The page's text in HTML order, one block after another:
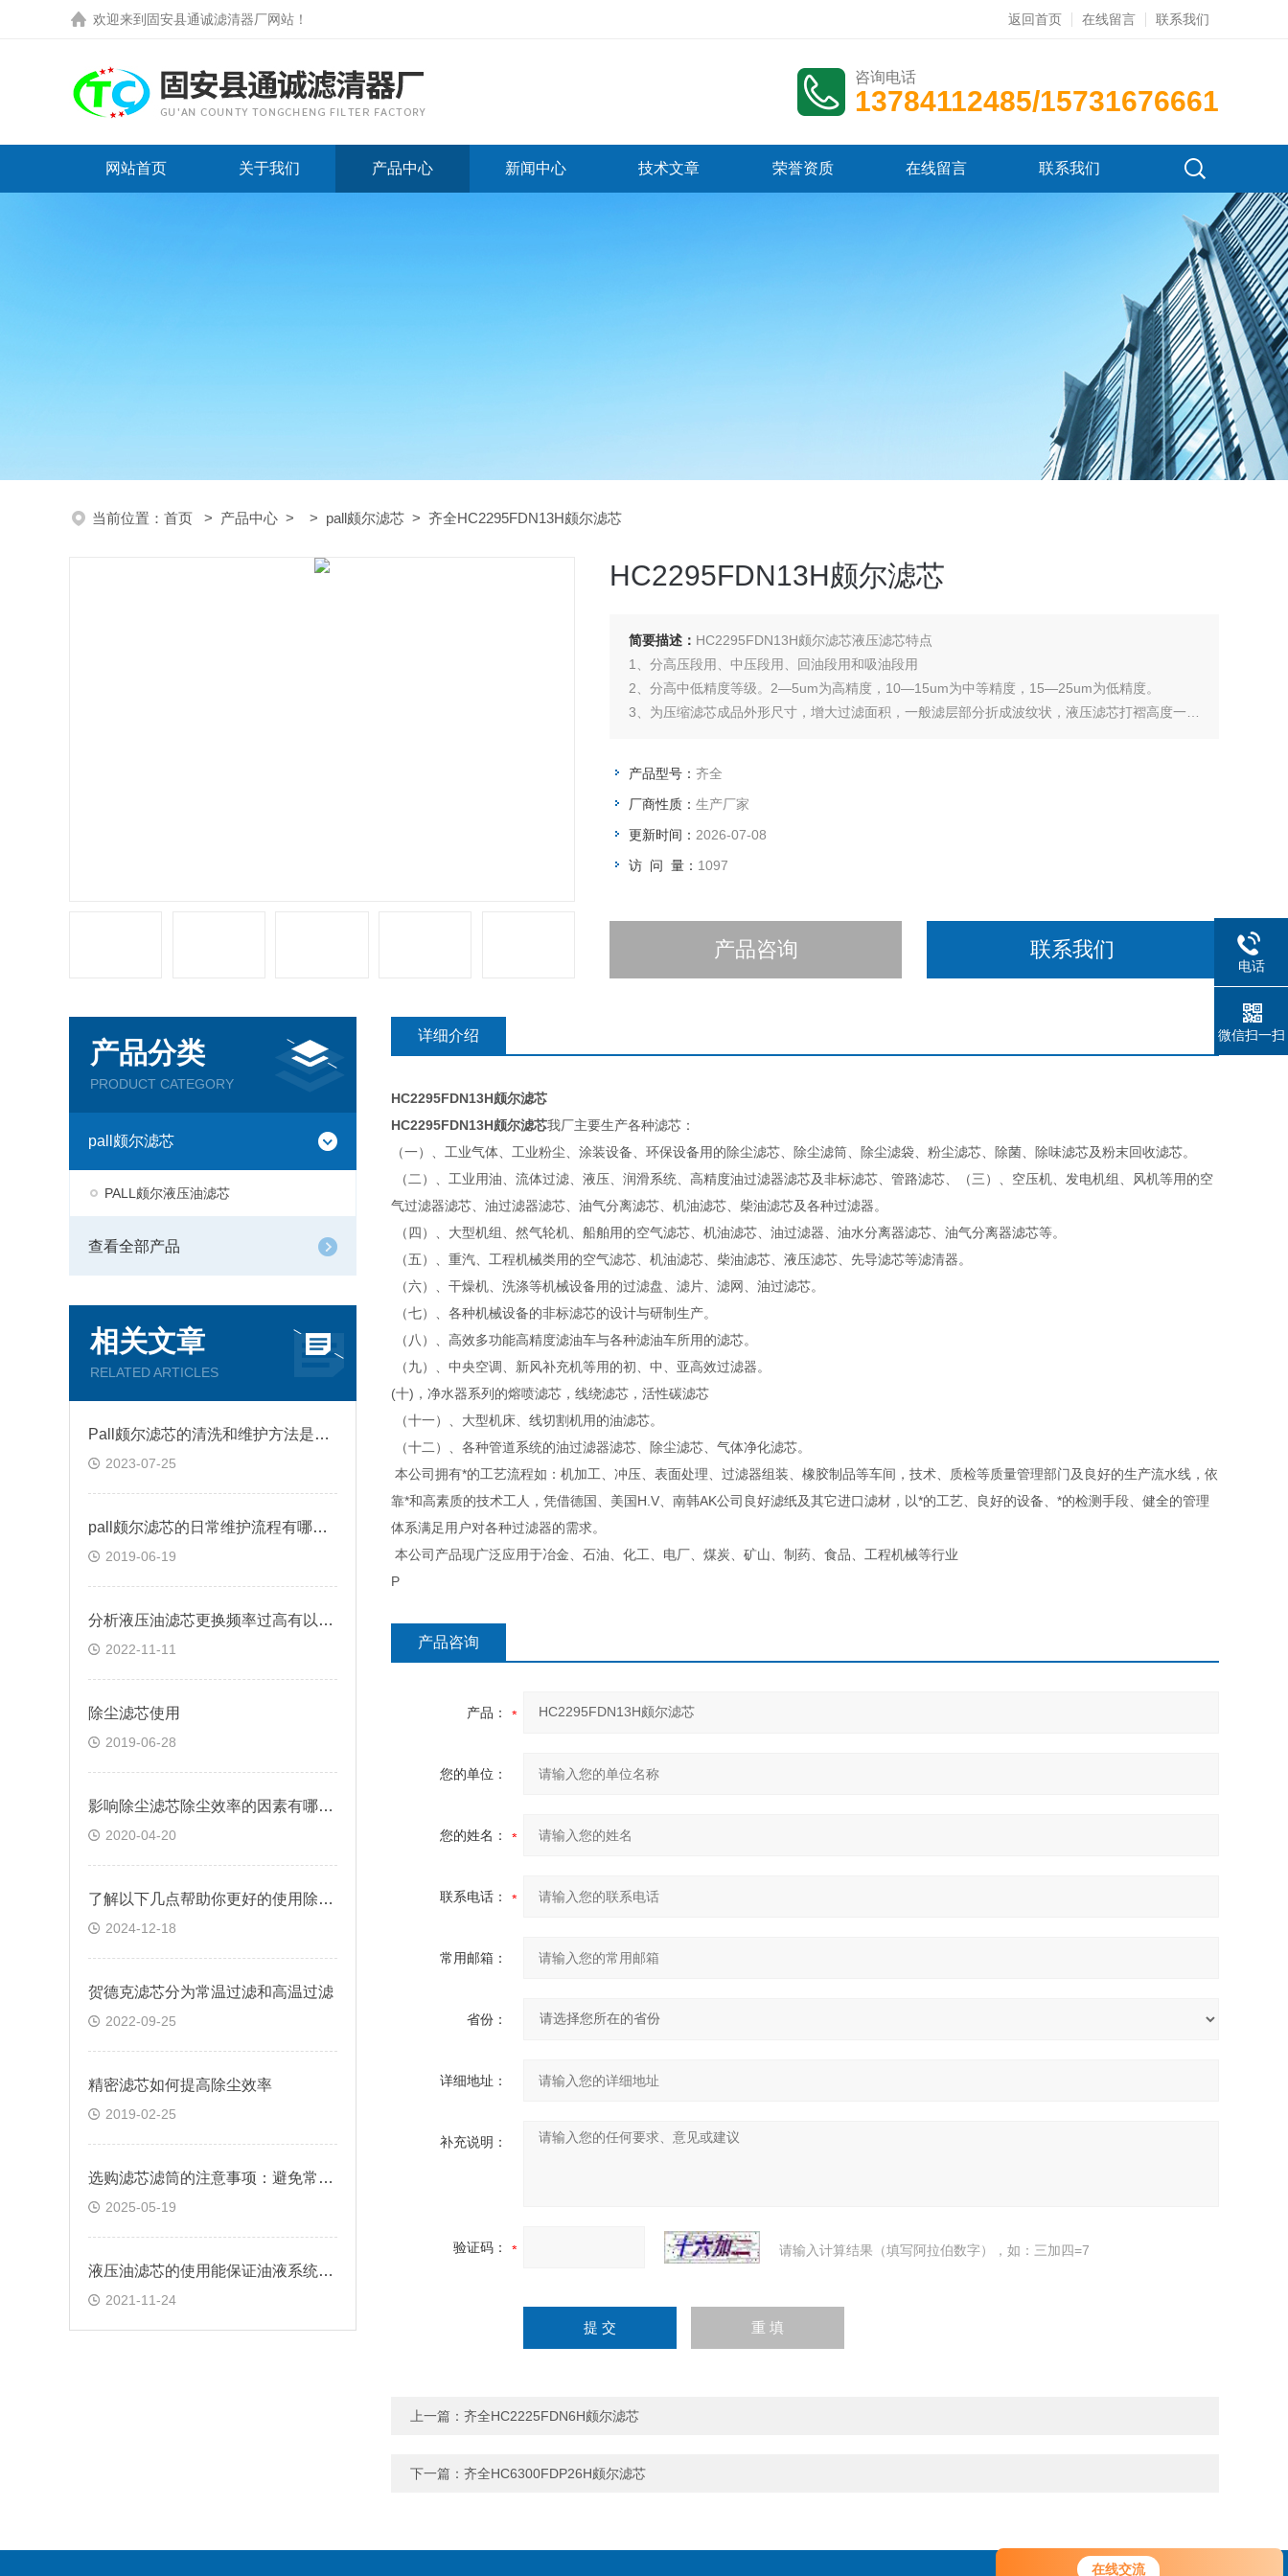
在线交流
您好！欢迎前来咨询，很高兴为您
欢迎来到 固安县通诚滤清器厂网站 ！ 返回首页 在线留言 联系我们
咨询电话
13784112485/15731676661
网站首页 关于我们 产品中心 新闻中心 技术文章 荣誉资质 在线留言 联系我们
当前位置： 首页 > 产品中心 > > pall颇尔滤芯 > 齐全HC2295FDN13H颇尔滤芯
HC2295FDN13H颇尔滤芯
简要描述： HC2295FDN13H颇尔滤芯液压滤芯特点
1、分高压段用、中压段用、回油段用和吸油段用
2、分高中低精度等级。2—5um为高精度，10—15um为中等精度，15—25um为低精度。
3、为压缩滤芯成品外形尺寸，增大过滤面积，一般滤层部分折成波纹状，液压滤芯打褶高度一般
32MPa，甚至42MP
产品型号： 齐全
厂商性质： 生产厂家
更新时间： 2026-07-08
访 问 量： 1097
产品咨询 联系我们
产品分类
PRODUCT CATEGORY
pall颇尔滤芯
PALL颇尔液压油滤芯
查看全部产品
相关文章
RELATED ARTICLES
Pall颇尔滤芯的清洗和维护方法是什么？
2023-07-25
pall颇尔滤芯的日常维护流程有哪些呢？
2019-06-19
分析液压油滤芯更换频率过高有以下5方面原因
2022-11-11
除尘滤芯使用
2019-06-28
影响除尘滤芯除尘效率的因素有哪些？
2020-04-20
了解以下几点帮助你更好的使用除尘滤芯3290
2024-12-18
贺德克滤芯分为常温过滤和高温过滤
2022-09-25
精密滤芯如何提高除尘效率
2019-02-25
选购滤芯滤筒的注意事项：避免常见误区
2025-05-19
液压油滤芯的使用能保证油液系统的正常工作
2021-11-24
详细介绍
HC2295FDN13H颇尔滤芯
HC2295FDN13H颇尔滤芯我厂主要生产各种滤芯：
（一）、工业气体、工业粉尘、涂装设备、环保设备用的除尘滤芯、除尘滤筒、除尘滤袋、粉尘滤芯、除菌、除味滤芯及粉末回收滤芯。
（二）、工业用油、流体过滤、液压、润滑系统、高精度油过滤器滤芯及非标滤芯、管路滤芯、（三）、空压机、发电机组、风机等用的空
气过滤器滤芯、油过滤器滤芯、油气分离滤芯、机油滤芯、柴油滤芯及各种过滤器。
（四）、大型机组、然气轮机、船舶用的空气滤芯、机油滤芯、油过滤器、油水分离器滤芯、油气分离器滤芯等。
（五）、重汽、工程机械类用的空气滤芯、机油滤芯、柴油滤芯、液压滤芯、先导滤芯等滤清器。
（六）、干燥机、洗涤等机械设备用的过滤盘、滤片、滤网、油过滤芯。
（七）、各种机械设备的非标滤芯的设计与研制生产。
（八）、高效多功能高精度滤油车与各种滤油车所用的滤芯。
（九）、中央空调、新风补充机等用的初、中、亚高效过滤器。
(十)，净水器系列的熔喷滤芯，线绕滤芯，活性碳滤芯
（十一）、大型机床、线切割机用的油滤芯。
（十二）、各种管道系统的油过滤器滤芯、除尘滤芯、气体净化滤芯。
本公司拥有*的工艺流程如：机加工、冲压、表面处理、过滤器组装、橡胶制品等车间，技术、质检等质量管理部门及良好的生产流水线，依
靠*和高素质的技术工人，凭借德国、美国H.V、南韩AK公司良好滤纸及其它进口滤材，以*的工艺、良好的设备、*的检测手段、健全的管理
体系满足用户对各种过滤器的需求。
本公司产品现广泛应用于冶金、石油、化工、电厂、煤炭、矿山、制药、食品、工程机械等行业
P
产品咨询
产品：
您的单位：
您的姓名：
联系电话：
常用邮箱：
省份：
详细地址：
补充说明：
验证码： 请输入计算结果（填写阿拉伯数字），如：三加四=7
上一篇： 齐全HC2225FDN6H颇尔滤芯
下一篇： 齐全HC6300FDP26H颇尔滤芯
电话
微信扫一扫